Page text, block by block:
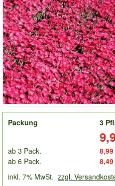
order
Packung
3
ab 3 Pack.
ab 6 Pack.
inkl. 7% MwSt. zzgl.